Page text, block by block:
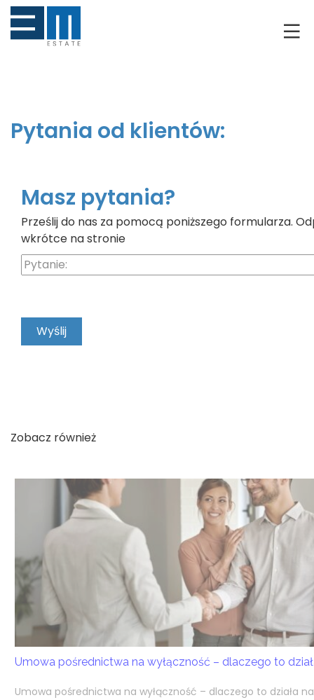
O NAS
NIERUCHOMOŚCI
DRON
KREDYTOWANIE
KONTAKT
Pytania od klientów:
Masz pytania?
Prześlij do nas za pomocą poniższego formularza.
wkrótce na stronie
Zobacz również
Umowa pośrednictwa na wyłączność – dlaczego to
Umowa pośrednictwa na wyłączność – dlaczego to działa